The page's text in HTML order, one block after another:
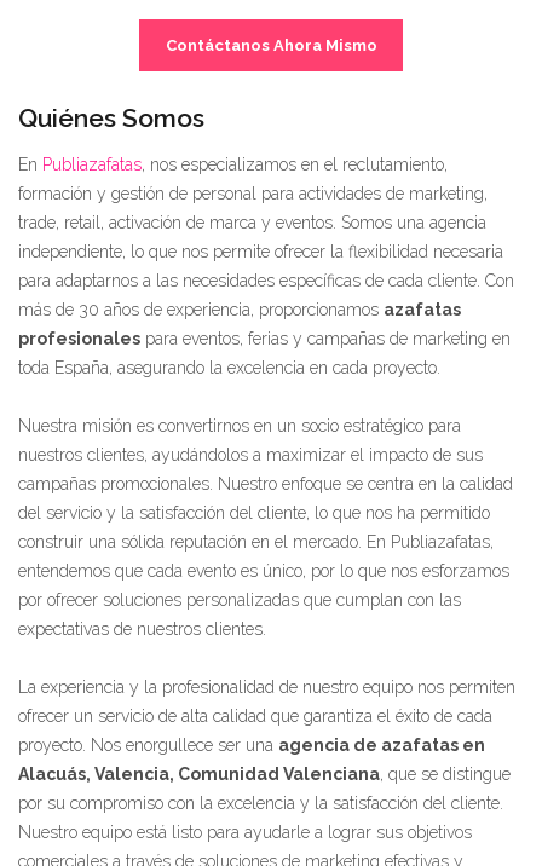
Contáctanos Ahora Mismo
Quiénes Somos
En Publiazafatas, nos especializamos en el reclutamiento,
formación y gestión de personal para actividades de marketing,
trade, retail, activación de marca y eventos. Somos una agencia
independiente, lo que nos permite ofrecer la flexibilidad necesaria
para adaptarnos a las necesidades específicas de cada cliente. Con
más de 30 años de experiencia, proporcionamos azafatas
profesionales para eventos, ferias y campañas de marketing en
toda España, asegurando la excelencia en cada proyecto.
Nuestra misión es convertirnos en un socio estratégico para
nuestros clientes, ayudándolos a maximizar el impacto de sus
campañas promocionales. Nuestro enfoque se centra en la calidad
del servicio y la satisfacción del cliente, lo que nos ha permitido
construir una sólida reputación en el mercado. En Publiazafatas,
entendemos que cada evento es único, por lo que nos esforzamos
por ofrecer soluciones personalizadas que cumplan con las
expectativas de nuestros clientes.
La experiencia y la profesionalidad de nuestro equipo nos permiten
ofrecer un servicio de alta calidad que garantiza el éxito de cada
proyecto. Nos enorgullece ser una agencia de azafatas en
Alacuás, Valencia, Comunidad Valenciana, que se distingue
por su compromiso con la excelencia y la satisfacción del cliente.
Nuestro equipo está listo para ayudarle a lograr sus objetivos
comerciales a través de soluciones de marketing efectivas y